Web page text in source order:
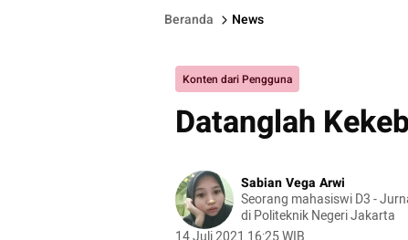
Beranda News
Konten dari Pengguna
Datanglah
Sabian Vega Arwi
Seorang mahasiswi D3 -
di Politeknik Negeri Jakarta